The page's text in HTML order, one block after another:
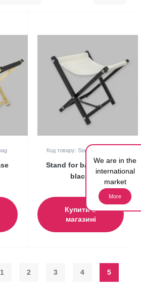
We are in the
international
market
More
Код товару: Stand for bag b
Stand for bag (body
black)
Купити в
магазині
1 2 3 4 5